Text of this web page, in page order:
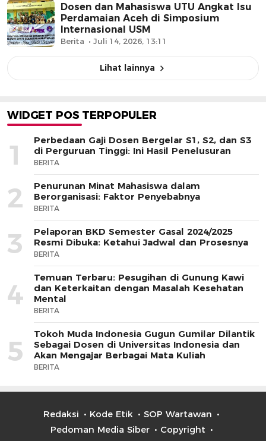
Dosen dan Mahasiswa UTU Angkat Isu
Perdamaian Aceh di Simposium
Internasional USM
Berita Juli 14, 2026, 13:11
Lihat lainnya
WIDGET POS TERPOPULER
1
Perbedaan Gaji Dosen Bergelar S1, S2, dan S3
di Perguruan Tinggi: Ini Hasil Penelusuran
BERITA
2
Penurunan Minat Mahasiswa dalam
Berorganisasi: Faktor Penyebabnya
BERITA
3
Pelaporan BKD Semester Gasal 2024/2025
Resmi Dibuka: Ketahui Jadwal dan Prosesnya
BERITA
4
Temuan Terbaru: Pesugihan di Gunung Kawi
dan Keterkaitan dengan Masalah Kesehatan
Mental
BERITA
5
Tokoh Muda Indonesia Gugun Gumilar Dilantik
Sebagai Dosen di Universitas Indonesia dan
Akan Mengajar Berbagai Mata Kuliah
BERITA
Redaksi Kode Etik
SOP Wartawan
Pedoman Media Siber
Copyright